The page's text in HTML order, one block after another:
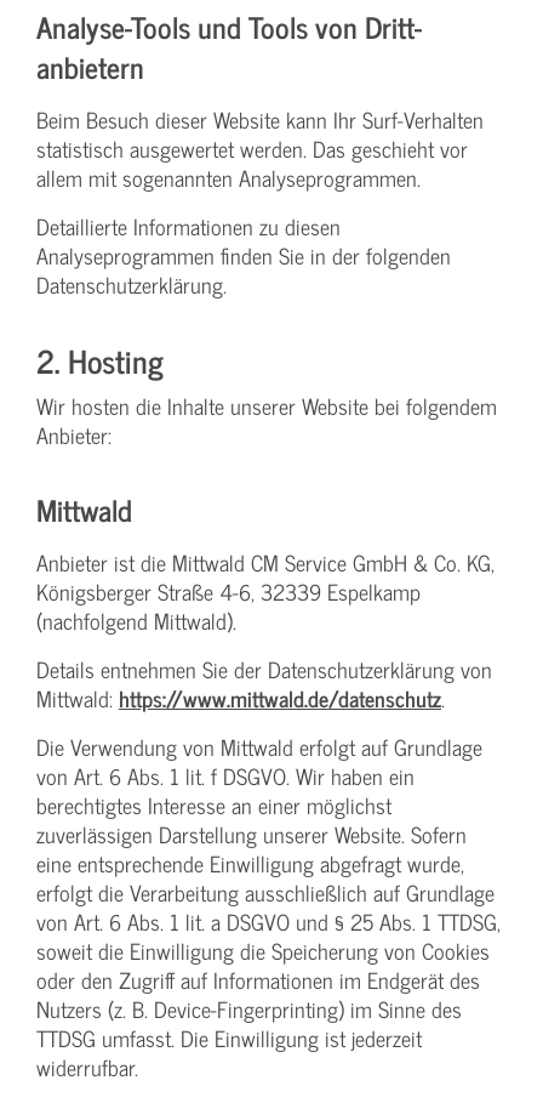
Analyse-Tools und Tools von Dritt­
anbietern
Beim Besuch dieser Website kann Ihr Surf-Verhalten
statistisch ausgewertet werden. Das geschieht vor
allem mit sogenannten Analyseprogrammen.
Detaillierte Informationen zu diesen
Analyseprogrammen finden Sie in der folgenden
Datenschutzerklärung.
2. Hosting
Wir hosten die Inhalte unserer Website bei folgendem
Anbieter:
Mittwald
Anbieter ist die Mittwald CM Service GmbH & Co. KG,
Königsberger Straße 4-6, 32339 Espelkamp
(nachfolgend Mittwald).
Details entnehmen Sie der Datenschutzerklärung von
Mittwald: https://www.mittwald.de/datenschutz.
Die Verwendung von Mittwald erfolgt auf Grundlage
von Art. 6 Abs. 1 lit. f DSGVO. Wir haben ein
berechtigtes Interesse an einer möglichst
zuverlässigen Darstellung unserer Website. Sofern
eine entsprechende Einwilligung abgefragt wurde,
erfolgt die Verarbeitung ausschließlich auf Grundlage
von Art. 6 Abs. 1 lit. a DSGVO und § 25 Abs. 1 TTDSG,
soweit die Einwilligung die Speicherung von Cookies
oder den Zugriff auf Informationen im Endgerät des
Nutzers (z. B. Device-Fingerprinting) im Sinne des
TTDSG umfasst. Die Einwilligung ist jederzeit
widerrufbar.